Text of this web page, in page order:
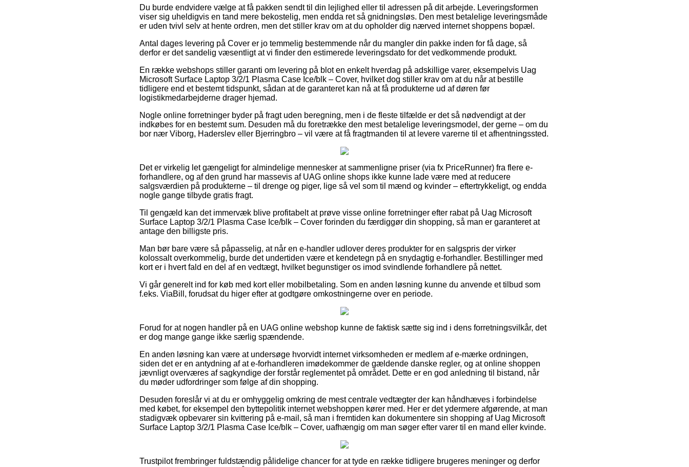
Du burde endvidere vælge at få pakken sendt til din lejlighed eller til adressen på dit arbejde. Leveringsformen
viser sig uheldigvis en tand mere bekostelig, men endda ret så gnidningsløs. Den mest betalelige leveringsmåde
er uden tvivl selv at hente ordren, men det stiller krav om at du opholder dig nærved internet shoppens bopæl.
Antal dages levering på Cover er jo temmelig bestemmende når du mangler din pakke inden for få dage, så
derfor er det sandelig væsentligt at vi finder den estimerede leveringsdato for det vedkommende produkt.
En række webshops stiller garanti om levering på blot en enkelt hverdag på adskillige varer, eksempelvis Uag
Microsoft Surface Laptop 3/2/1 Plasma Case Ice/blk – Cover, hvilket dog stiller krav om at du når at bestille
tidligere end et bestemt tidspunkt, sådan at de garanteret kan nå at få produkterne ud af døren før
logistikmedarbejderne drager hjemad.
Nogle online forretninger byder på fragt uden beregning, men i de fleste tilfælde er det så nødvendigt at der
indkøbes for en bestemt sum. Desuden må du foretrække den mest betalelige leveringsmodel, der gerne – om du
bor nær Viborg, Haderslev eller Bjerringbro – vil være at få fragtmanden til at levere varerne til et afhentningssted.
Det er virkelig let gængeligt for almindelige mennesker at sammenligne priser (via fx PriceRunner) fra flere e-
forhandlere, og af den grund har massevis af UAG online shops ikke kunne lade være med at reducere
salgsværdien på produkterne – til drenge og piger, lige så vel som til mænd og kvinder – eftertrykkeligt, og endda
nogle gange tilbyde gratis fragt.
Til gengæld kan det immervæk blive profitabelt at prøve visse online forretninger efter rabat på Uag Microsoft
Surface Laptop 3/2/1 Plasma Case Ice/blk – Cover forinden du færdiggør din shopping, så man er garanteret at
antage den billigste pris.
Man bør bare være så påpasselig, at når en e-handler udlover deres produkter for en salgspris der virker
kolossalt overkommelig, burde det undertiden være et kendetegn på en snydagtig e-forhandler. Bestillinger med
kort er i hvert fald en del af en vedtægt, hvilket begunstiger os imod svindlende forhandlere på nettet.
Vi går generelt ind for køb med kort eller mobilbetaling. Som en anden løsning kunne du anvende et tilbud som
f.eks. ViaBill, forudsat du higer efter at godtgøre omkostningerne over en periode.
Forud for at nogen handler på en UAG online webshop kunne de faktisk sætte sig ind i dens forretningsvilkår, det
er dog mange gange ikke særlig spændende.
En anden løsning kan være at undersøge hvorvidt internet virksomheden er medlem af e-mærke ordningen,
siden det er en antydning af at e-forhandleren imødekommer de gældende danske regler, og at online shoppen
jævnligt overværes af sagkyndige der forstår reglementet på området. Dette er en god anledning til bistand, når
du møder udfordringer som følge af din shopping.
Desuden foreslår vi at du er omhyggelig omkring de mest centrale vedtægter der kan håndhæves i forbindelse
med købet, for eksempel den byttepolitik internet webshoppen kører med. Her er det ydermere afgørende, at man
stadigvæk opbevarer sin kvittering på e-mail, så man i fremtiden kan dokumentere sin shopping af Uag Microsoft
Surface Laptop 3/2/1 Plasma Case Ice/blk – Cover, uafhængig om man søger efter varer til en mand eller kvinde.
Trustpilot frembringer fuldstændig pålidelige chancer for at tyde en række tidligere brugeres meninger og derfor